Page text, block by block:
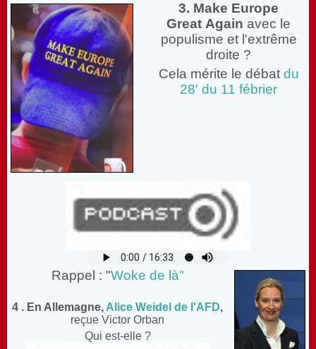
3. Make Europe
Great Again avec le
populisme et l'extrême
droite ?
Cela mérite le débat du
28' du 11 fébrier
Rappel : "Woke de là"
4 . En Allemagne, Alice Weidel de l'AFD,
reçue Victor Orban
Qui est-elle ?